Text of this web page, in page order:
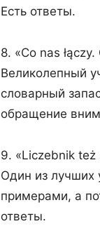
Есть ответы.
8. «Co nas
Великолепный
словарный
обращение
9. «Liczebnik też
Один из лучших
примерами, а
ответы.